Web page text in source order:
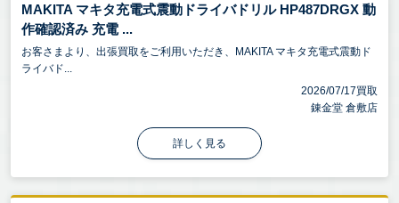
MAKITA マキタ充電式震動ドライバドリル HP487DRGX 動
作確認済み 充電 ...
お客さまより、出張買取をご利用いただき、MAKITA マキタ充電式震動ド
ライバド...
2026/07/17買取
錬金堂 倉敷店
詳しく見る